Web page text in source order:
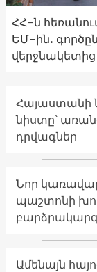
ՀՀ-ն
ԵՄ-ին.
վերջնակետից
Հայաստանի
նիստը՝
դրվագներ
Նոր
պաշտոնի
Ամենայն